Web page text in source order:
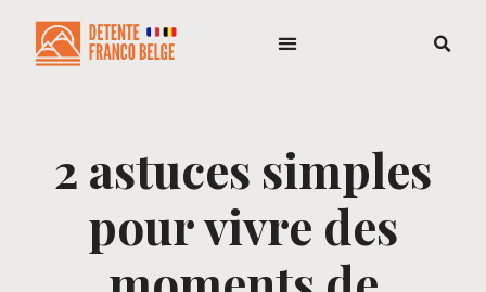
2 astuces simples
pour vivre des